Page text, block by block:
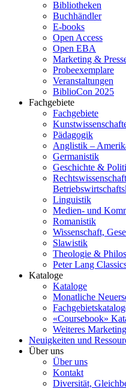
Bibliotheken
Buchhändler
E-books
Open Access
Open EBA
Marketing &
Probeexemplare
Veranstaltungen
BiblioCon 2025
Fachgebiete
Fachgebiete
Pädagogik
Anglistik –
Germanistik
Geschichte &
Linguistik
Medien- und
Romanistik
Wissenschaft,
Slawistik
Theologie &
Peter Lang
Kataloge
Kataloge
Monatliche
«Coursebook»
Weiteres
Neuigkeiten und
Über uns
Über uns
Kontakt
Diversität,